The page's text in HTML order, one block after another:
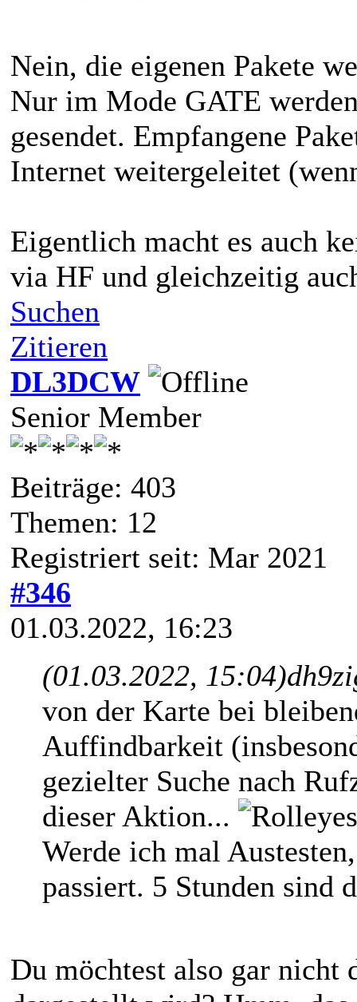
Nein, die eigenen Pakete
Nur im Mode GATE
gesendet. Empfangene
Internet weitergeleitet
Eigentlich macht es auch
via HF und gleichzeitig
Suchen
Zitieren
DL3DCW
Senior Member
Beiträge: 403
Themen: 12
Registriert seit: Mar 2021
#346
01.03.2022, 16:23
(01.03.2022, 15:04)
von der Karte bei
Auffindbarkeit
gezielter Suche nach
dieser Aktion...
Werde ich mal
passiert. 5 Stunden sind
Du möchtest also gar nicht